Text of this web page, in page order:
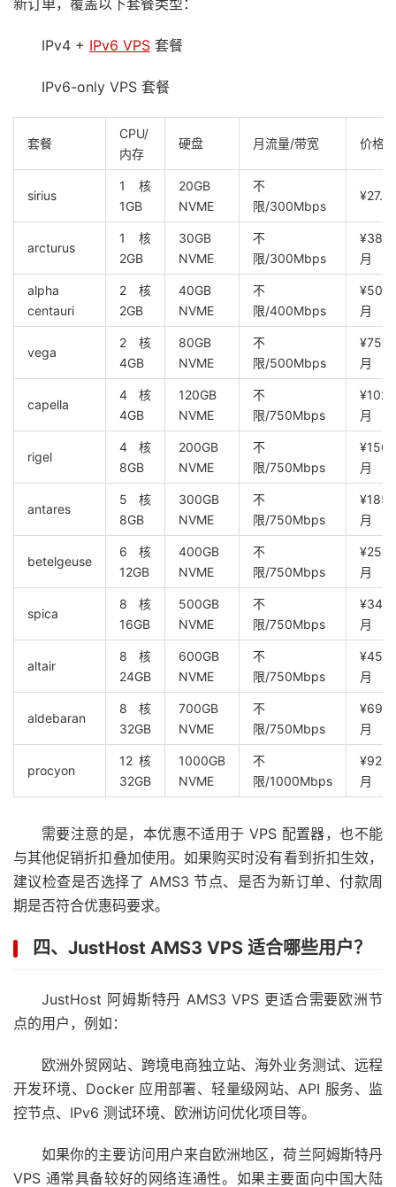
IPv4 + IPv6 VPS 套餐
IPv6-only VPS 套餐
套餐
CPU/
内存
硬盘 月流量/带宽 价格
sirius
1核
1GB
20GB
NVME
不
限/300Mbps
arcturus
1核
2GB
30GB
NVME
不
限/300Mbps
月
alpha
centauri
2核
2GB
40GB
NVME
不
限/400Mbps
月
vega
2核
4GB
80GB
NVME
不
限/500Mbps
月
capella
4核
4GB
120GB
NVME
不
限/750Mbps
月
rigel
4核
8GB
200GB
NVME
不
限/750Mbps
月
antares
5核
8GB
300GB
NVME
不
限/750Mbps
月
betelgeuse
6核
12GB
400GB
NVME
不
限/750Mbps
月
spica
8核
16GB
500GB
NVME
不
限/750Mbps
月
altair
8核
24GB
600GB
NVME
不
限/750Mbps
月
aldebaran
8核
32GB
700GB
NVME
不
限/750Mbps
月
procyon
12核
32GB
1000GB
NVME
不
限/1000Mbps
月
需要注意的是，本优惠不适用于 VPS 配置器，也不能
与其他促销折扣叠加使用。如果购买时没有看到折扣生效，
建议检查是否选择了 AMS3 节点、是否为新订单、付款周
期是否符合优惠码要求。
四、JustHost AMS3 VPS 适合哪些用户？
JustHost 阿姆斯特丹 AMS3 VPS 更适合需要欧洲节
点的用户，例如：
欧洲外贸网站、跨境电商独立站、海外业务测试、远程
开发环境、Docker 应用部署、轻量级网站、API 服务、监
控节点、IPv6 测试环境、欧洲访问优化项目等。
如果你的主要访问用户来自欧洲地区，荷兰阿姆斯特丹
VPS 通常具备较好的网络连通性。如果主要面向中国大陆